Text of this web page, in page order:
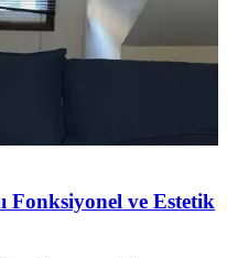
Fonksiyonel ve Estetik